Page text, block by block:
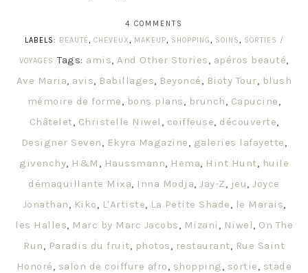
4 COMMENTS
LABELS: BEAUTÉ CHEVEUX MAKEUP SHOPPING SOINS SORTIES /
VOYAGES Tags: amis And Other Stories apéros beauté
Ave Maria avis Babillages Beyoncé Bioty Tour
blush
mémoire de forme
bons plans brunch Capucine
Châtelet
Christelle Niwel coiffeuse découverte
Designer Seven
Ekyra Magazine galeries lafayette
givenchy H&M Haussmann Hema Hint Hunt
huile
démaquillante Mixa
Inna Modja ,Jay-Z jeu ,Joyce
Jonathan
Kiko L'Artiste La Petite Shade le Marais
les Halles
Marc by Marc Jacobs Mizani Niwel
On The
Run
Paradis du fruit photos restaurant
Rue Saint
Honoré
salon de coiffure afro shopping sortie
stade